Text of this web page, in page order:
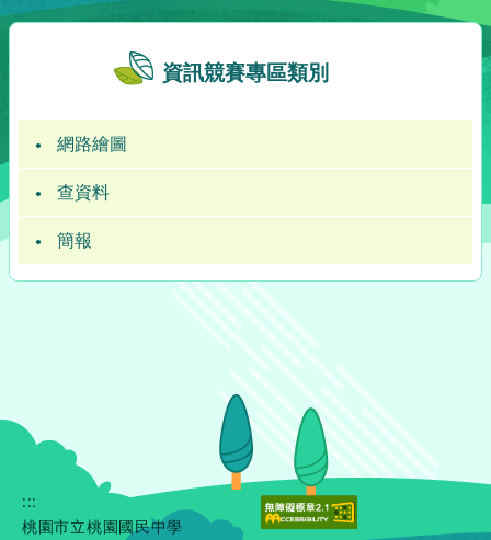
資訊競賽專區類別
網路繪圖
查資料
簡報
:::
桃園市立桃園國民中學